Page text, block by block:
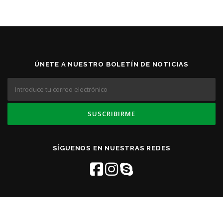
ÚNETE A NUESTRO BOLETÍN DE NOTICIAS
SÍGUENOS EN NUESTRAS REDES